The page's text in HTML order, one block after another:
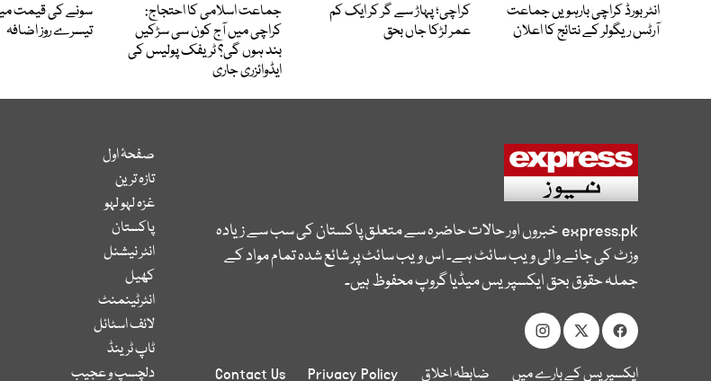
انٹر بورڈ کراچی بارہویں جماعت
آرٹس ریگولر کے نتائج کا اعلان
کراچی؛ پہاڑ سے گر کر ایک کم
عمر لڑکا جاں بحق
جماعت اسلامی کا احتجاج:
کراچی میں آج کون سی سڑکیں
بند ہوں گی؟ ٹریفک پولیس کی
ایڈوائزری جاری
سونے کی قیمت
تیسرے روز اضافہ
express.pkخبروں اور حالات حاضرہ سے متعلق پاکستان کی سب سے زیادہ
وزٹ کی جانے والی ویب سائٹ ہے۔ اس ویب سائٹ پر شائع شدہ تمام مواد کے
جملہ حقوق بحق ایکسپریس میڈیا گروپ محفوظ ہیں۔
ایکسپریس کے بارے میں ضابطہ اخلاق Privacy Policy
Contact Us
صفحۂ اول
تازہ ترین
غزہ لہو لہو
پاکستان
انٹر نیشنل
کھیل
انٹرٹینمنٹ
لائف اسٹائل
ٹاپ ٹرینڈ
دلچسپ و عجیب